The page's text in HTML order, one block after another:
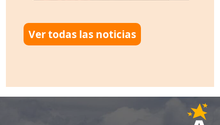
Ver todas las noticias